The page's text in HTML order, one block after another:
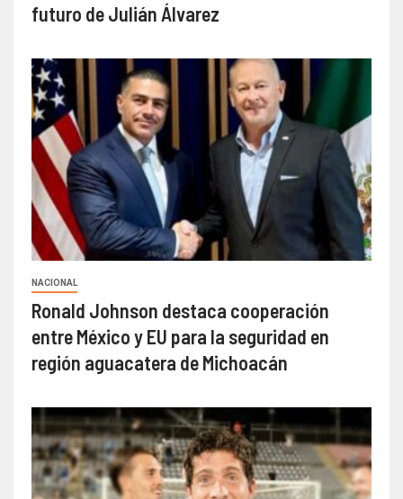
futuro de Julián Álvarez
NACIONAL
Ronald Johnson destaca cooperación
entre México y EU para la seguridad en
región aguacatera de Michoacán